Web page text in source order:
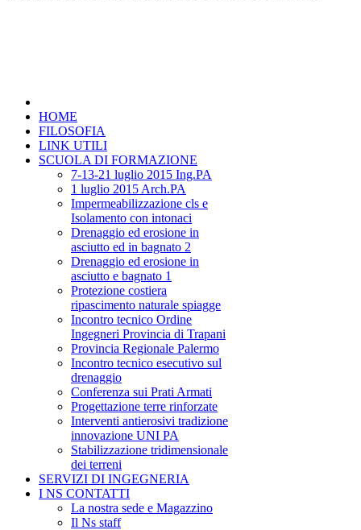
HOME
FILOSOFIA
LINK UTILI
SCUOLA DI FORMAZIONE
7-13-21 luglio 2015 Ing.PA
1 luglio 2015 Arch.PA
Impermeabilizzazione cls e
Isolamento con intonaci
Drenaggio ed erosione in
asciutto ed in bagnato 2
Drenaggio ed erosione in
asciutto e bagnato 1
Protezione costiera
ripascimento naturale spiagge
Incontro tecnico Ordine
Ingegneri Provincia di Trapani
Provincia Regionale Palermo
Incontro tecnico esecutivo sul
drenaggio
Conferenza sui Prati Armati
Progettazione terre rinforzate
Interventi antierosivi tradizione
innovazione UNI PA
Stabilizzazione tridimensionale
dei terreni
SERVIZI DI INGEGNERIA
I NS CONTATTI
La nostra sede e Magazzino
Il Ns staff